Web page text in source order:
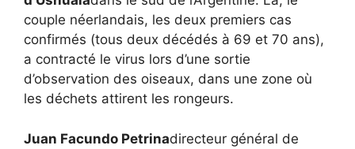
couple néerlandais, les deux premiers cas
confirmés (tous deux décédés à 69 et 70 ans),
a contracté le virus lors d’une sortie
d’observation des oiseaux, dans une zone où
les déchets attirent les rongeurs.
Juan Facundo Petrinadirecteur général de